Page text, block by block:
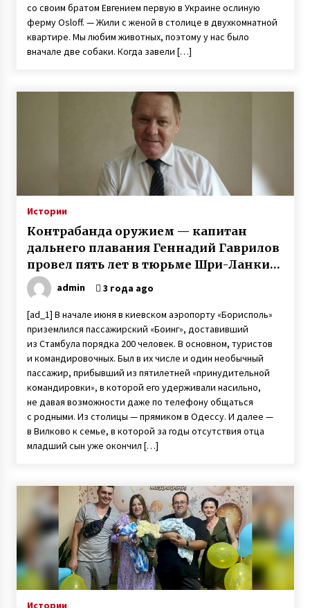
со своим братом Евгением первую в Украине ослиную
ферму Оsloff. — Жили с женой в столице в двухкомнатной
квартире. Мы любим животных, поэтому у нас было
вначале две собаки. Когда завели […]
Истории
Контрабанда оружием — капитан
дальнего плавания Геннадий Гаврилов
провел пять лет в тюрьме Шри-Ланки
по ложному обвинению
admin 3 года ago
[ad_1] В начале июня в киевском аэропорту «Борисполь»
приземлился пассажирский «Боинг», доставивший
из Стамбула порядка 200 человек. В основном, туристов
и командировочных. Был в их числе и один необычный
пассажир, прибывший из пятилетней «принудительной
командировки», в которой его удерживали насильно,
не давая возможности даже по телефону общаться
с родными. Из столицы — прямиком в Одессу. И далее —
в Вилково к семье, в которой за годы отсутствия отца
младший сын уже окончил […]
Истории